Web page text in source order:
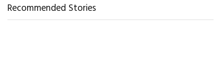
Recommended Stories